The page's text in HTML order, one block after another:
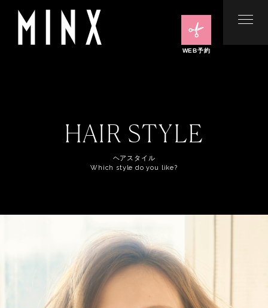
WEB予約
HAIR STYLE
ヘアスタイル
Which style do you like?